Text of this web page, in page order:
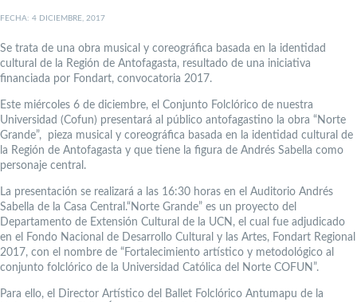
FECHA: 4 DICIEMBRE, 2017
Se trata de una obra musical y coreográfica basada en la identidad
cultural de la Región de Antofagasta, resultado de una iniciativa
financiada por Fondart, convocatoria 2017.
Este miércoles 6 de diciembre, el Conjunto Folclórico de nuestra
Universidad (Cofun) presentará al público antofagastino la obra “Norte
Grande”, pieza musical y coreográfica basada en la identidad cultural de
la Región de Antofagasta y que tiene la figura de Andrés Sabella como
personaje central.
La presentación se realizará a las 16:30 horas en el Auditorio Andrés
Sabella de la Casa Central.“Norte Grande” es un proyecto del
Departamento de Extensión Cultural de la UCN, el cual fue adjudicado
en el Fondo Nacional de Desarrollo Cultural y las Artes, Fondart Regional
2017, con el nombre de “Fortalecimiento artístico y metodológico al
conjunto folclórico de la Universidad Católica del Norte COFUN”.
Para ello, el Director Artístico del Ballet Folclórico Antumapu de la